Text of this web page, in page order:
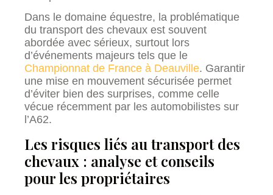
Dans le domaine équestre, la problématique
du transport des chevaux est souvent
abordée avec sérieux, surtout lors
d’événements majeurs tels que le
Championnat de France à Deauville. Garantir
une mise en mouvement sécurisée permet
d’éviter bien des surprises, comme celle
vécue récemment par les automobilistes sur
l’A62.
Les risques liés au transport des
chevaux : analyse et conseils
pour les propriétaires